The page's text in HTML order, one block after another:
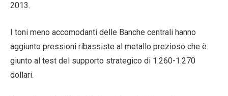
2013.
I toni meno accomodanti delle Banche centrali hanno
aggiunto pressioni ribassiste al metallo prezioso che è
giunto al test del supporto strategico di 1.260-1.270
dollari.